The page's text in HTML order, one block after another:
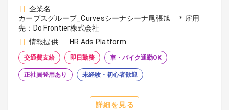
企業名
カーブスグループ_Curvesシーナシーナ尾張旭 ＊雇用
先：Do Frontier株式会社
情報提供
HR Ads Platform
交通費支給 即日勤務 車・バイク通勤OK
正社員登用あり 未経験・初心者歓迎
詳細を見る